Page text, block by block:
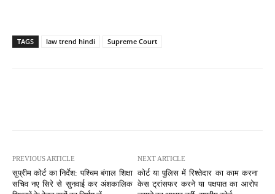
TAGS law trend hindi Supreme Court
PREVIOUS ARTICLE
सुप्रीम कोर्ट का निर्देश: पश्चिम बंगाल शिक्षा
सचिव नए सिरे से सुनवाई कर अंशकालिक
NEXT ARTICLE
कोर्ट या पुलिस में रिश्तेदार का काम करना
केस ट्रांसफर करने या पक्षपात का आरोप